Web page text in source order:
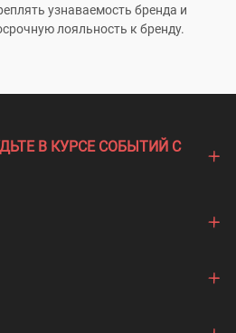
узнаваемость бренда и
лояльность к бренду.
В КУРСЕ СОБЫТИЙ С